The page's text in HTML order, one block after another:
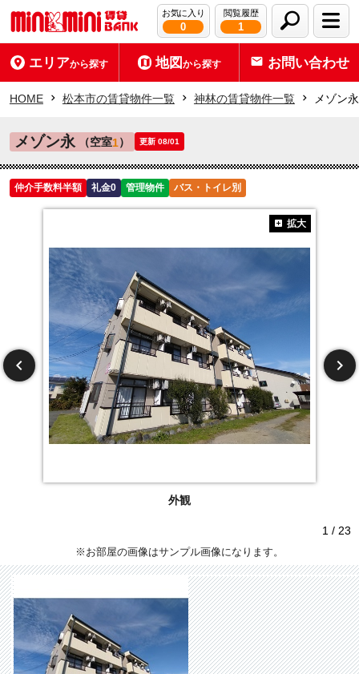
お気に入り
0
閲覧履歴
1
エリアから探す 地図から探す お問い合わせ
HOME 松本市の賃貸物件一覧 神林の賃貸物件一覧 メゾン永
メゾン永 （空室1） 更新 08/01
仲介手数料半額 礼金0 管理物件 バス・トイレ別
外観
拡大
1 / 23
※お部屋の画像はサンプル画像になります。